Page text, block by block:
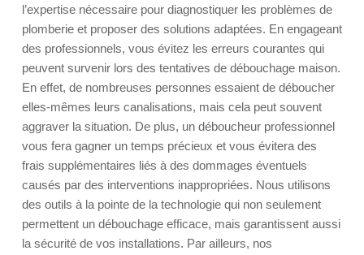
l’expertise nécessaire pour diagnostiquer les problèmes de
plomberie et proposer des solutions adaptées. En engageant
des professionnels, vous évitez les erreurs courantes qui
peuvent survenir lors des tentatives de débouchage maison.
En effet, de nombreuses personnes essaient de déboucher
elles-mêmes leurs canalisations, mais cela peut souvent
aggraver la situation. De plus, un déboucheur professionnel
vous fera gagner un temps précieux et vous évitera des
frais supplémentaires liés à des dommages éventuels
causés par des interventions inappropriées. Nous utilisons
des outils à la pointe de la technologie qui non seulement
permettent un débouchage efficace, mais garantissent aussi
la sécurité de vos installations. Par ailleurs, nos